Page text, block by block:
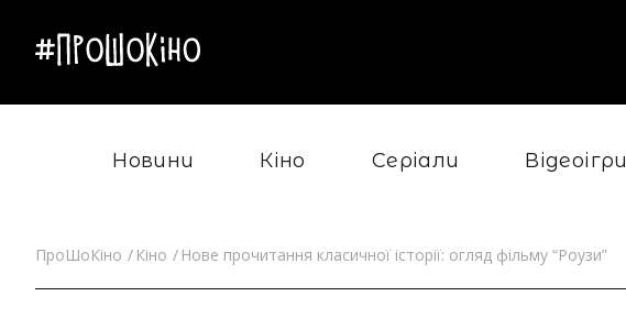
Новини Кіно Серіали Відеоігри
ПроШоКіно Кіно Нове прочитання класичної історії: огляд фільму “Роузи”